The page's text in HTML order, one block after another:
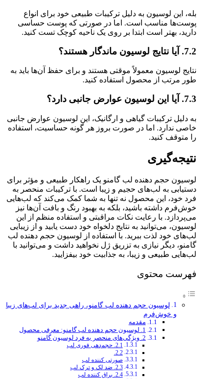
بله، این لوسیون به دلیل ترکیبات طبیعی خود برای انواع
پوست‌ها مناسب است. اما در صورتی که پوست حساسی
دارید، بهتر است ابتدا بر روی یک ناحیه کوچک تست کنید.
7.2. آیا نتایج لوسیون ماندگار هستند؟
نتایج لوسیون معمولاً موقتی هستند و برای حفظ آن‌ها باید به
طور مرتب از محصول استفاده کنید.
7.3. آیا این لوسیون عوارض جانبی دارد؟
به دلیل ترکیبات گیاهی و ارگانیک، این لوسیون عوارض جانبی
خاصی ندارد. اما در صورت بروز هر گونه حساسیت، استفاده
را متوقف کنید.
نتیجه‌گیری
لوسیون حجم دهنده لب گامنو یک راهکار طبیعی و مؤثر برای
دستیابی به لب‌های حجیم و زیبا است. با ترکیبات منحصر به
فرد خود، این محصول نه تنها به شما کمک می‌کند که لب‌هایی
خوش‌فرم داشته باشید، بلکه به بهبود رنگ و بافت آن‌ها نیز
می‌پردازد. با رعایت نکات مراقبتی و استفاده منظم از این
لوسیون، می‌توانید به نتایج دلخواه خود دست یابید و از زیبایی
لب‌های خود لذت ببرید. با استفاده از لوسیون حجم دهنده لب
گامنو، دیگر نیازی به تزریق ژل نخواهید داشت و می‌توانید با
لب‌هایی طبیعی و زیبا، به جذابیت خود بیفزایید.
فهرست محتوی
لوسیون حجم دهنده لب گامنو، راهی جدید برای لب‌های زیبا
و خوش‌فرم
مقدمه
1. لوسیون حجم دهنده لب گامنو: معرفی محصول
2. ویژگی‌های منحصر به فرد لوسیون گامنو
2.1. حجم‌دهی فوری لب
2.2.
صورتی کننده لب
2.3. ضد لک و ترک لب
2.4. براق کننده لب